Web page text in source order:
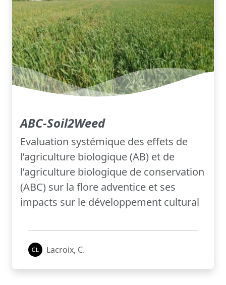
ABC-Soil2Weed
Evaluation systémique des effets de
l’agriculture biologique (AB) et de
l’agriculture biologique de conservation
(ABC) sur la flore adventice et ses
impacts sur le développement cultural
Lacroix, C.